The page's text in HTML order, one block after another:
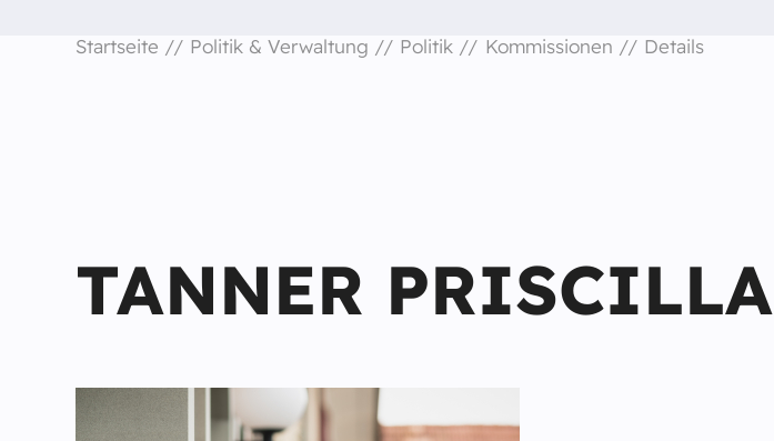
Startseite Politik & Verwaltung Politik Kommissionen Details
TANNER PRISCILLA